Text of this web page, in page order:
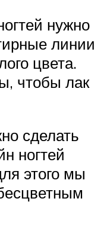
нужно
линии
цвета.
чтобы лак
сделать
ногтей
этого мы